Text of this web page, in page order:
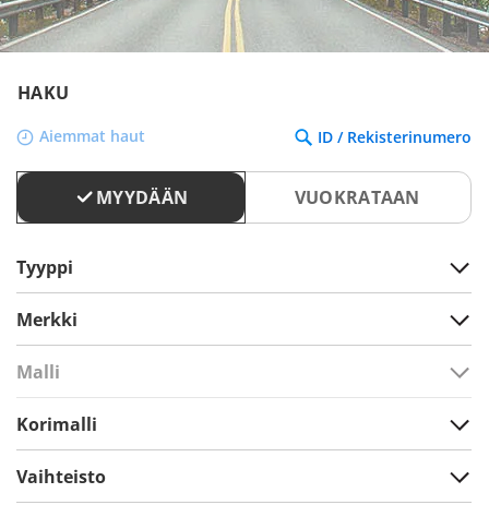
HAKU
Aiemmat haut ID / Rekisterinumero
MYYDÄÄN VUOKRATAAN
Tyyppi
Merkki
Malli
Korimalli
Vaihteisto